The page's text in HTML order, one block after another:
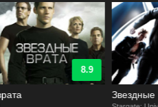
8.9
Звездные